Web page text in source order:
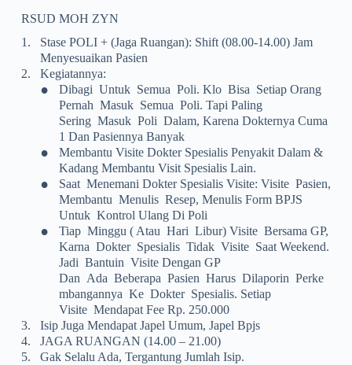
RSUD MOH ZYN
1.
Stase POLI + (jaga Ruangan): Shift (08.00-14.00) Jam
Menyesuaikan Pasien
2.
Kegiatannya:
•
Dibagi Untuk Semua Poli. Klo Bisa Setiap Orang
Pernah Masuk Semua Poli. Tapi Paling
Sering Masuk Poli Dalam, Karena Dokternya Cuma
1 Dan Pasiennya Banyak
•
Membantu Visite Dokter Spesialis Penyakit Dalam &
Kadang Membantu Visit Spesialis Lain.
•
Saat Menemani Dokter Spesialis Visite: Visite Pasien,
Membantu Menulis Resep, Menulis Form BPJS
Untuk Kontrol Ulang Di Poli
•
Tiap Minggu ( Atau Hari Libur) Visite Bersama GP,
Karna Dokter Spesialis Tidak Visite Saat Weekend.
Jadi Bantuin Visite Dengan GP
Dan Ada Beberapa Pasien Harus Dilaporin Perke
Mbangannya Ke Dokter Spesialis. Setiap
Visite Mendapat Fee Rp. 250.000
3.
Isip Juga Mendapat Japel Umum, Japel Bpjs
4.
JAGA RUANGAN (14.00 – 21.00)
5.
Gak Selalu Ada, Tergantung Jumlah Isip.